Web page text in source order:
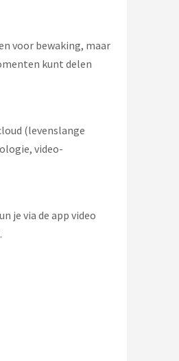
voor bewaking, maar
kunt delen
(levenslange
video-
je via de app video